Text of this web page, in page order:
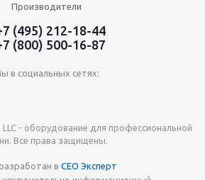
Производители
(495) 212-18-44
(800) 500-16-87
в социальных сетях:
- оборудование для профессиональной
Все права защищены.
в СЕО Эксперт